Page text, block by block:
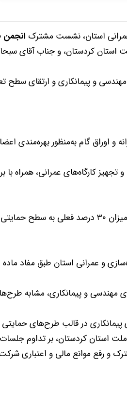
استان، نشست مشترک انجمن
استان کردستان، و جناب آقای
و پیمانکاری و ارتقای سطح
و اوراق گام به‌منظور بهره‌مندی
کارگاه‌های عمرانی، همراه
درخواست افزایش سطح تخفیف کارمزد صدور
استان طبق مفاد ماده ۵۶ قانون الحاق.
و پیمانکاری، مشابه
پیمانکاری در قالب طرح‌های حمایتی
استان کردستان، بر تداوم
موانع مالی و اعتباری